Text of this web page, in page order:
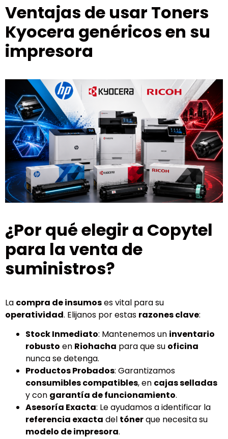
Ventajas de usar Toners
Kyocera genéricos en su
impresora
¿Por qué elegir a Copytel
para la venta de
suministros?
La compra de insumoses vital para su
operatividad. Elijanos por estas razones clave:
Stock Inmediato: Mantenemos un inventario
robusto en Riohacha para que su oficina
nunca se detenga.
Productos Probados: Garantizamos
consumibles compatibles, en cajas selladas
y con garantía de funcionamiento.
Asesoría Exacta: Le ayudamos a identificar la
referencia exacta del tónerque necesita su
modelo de impresora.